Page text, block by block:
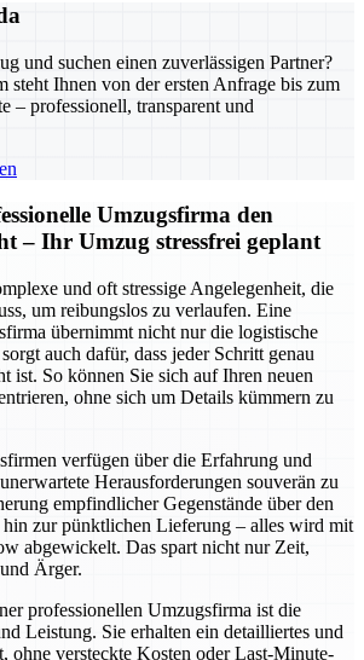
und suchen einen zuverlässigen Partner?
steht Ihnen von der ersten Anfrage bis zum
– professionell, transparent und
Umzugsfirma den
– Ihr Umzug stressfrei geplant
und oft stressige Angelegenheit, die
um reibungslos zu verlaufen. Eine
übernimmt nicht nur die logistische
auch dafür, dass jeder Schritt genau
ist. So können Sie sich auf Ihren neuen
ohne sich um Details kümmern zu
verfügen über die Erfahrung und
Herausforderungen souverän zu
empfindlicher Gegenstände über den
hin zur pünktlichen Lieferung – alles wird mit
abgewickelt. Das spart nicht nur Zeit,
Ärger.
professionellen Umzugsfirma ist die
Leistung. Sie erhalten ein detailliertes und
ohne versteckte Kosten oder Last-Minute-